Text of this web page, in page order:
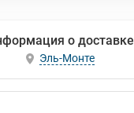
о доставке
Эль-Монте